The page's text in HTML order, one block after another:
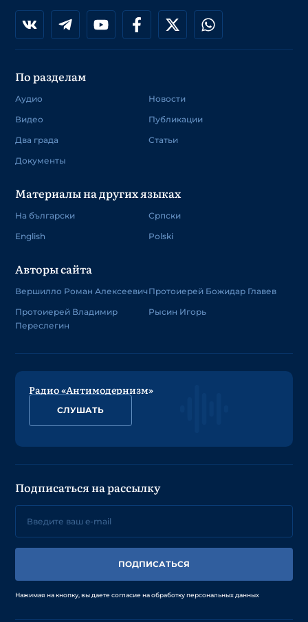
По разделам
Аудио
Видео
Два града
Документы
Новости
Публикации
Статьи
Материалы на других языках
На български
English
Српски
Polski
Авторы сайта
Вершилло Роман Алексеевич
Протоиерей Владимир
Переслегин
Протоиерей Божидар Главев
Рысин Игорь
Радио «Антимодернизм»
СЛУШАТЬ
Подписаться на рассылку
ПОДПИСАТЬСЯ
Нажимая на кнопку, вы даете согласие на обработку персональных данных